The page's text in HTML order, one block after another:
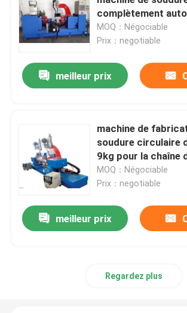
Produits
Vidéos
A propos de nous
Contrôle de la qualité
Tous les cas
complètement
corps de cylindre
LPG
MOQ：Négociable
Prix：negotiable
meilleur prix
machine de
soudure circulaire
9kg pour la chaîne
de cylindre de LPG
MOQ：Négociable
Prix：negotiable
meilleur prix
Regardez plus